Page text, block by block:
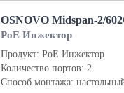
OSNOVO Midspan-2/
PoE Инжектор
Продукт: PoE Инжектор
Количество портов: 2
Способ монтажа: